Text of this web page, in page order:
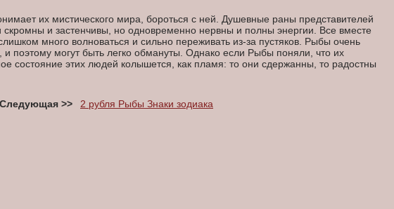
их мистического мира, бороться с ней. Душевные раны представителей
и застенчивы, но одновременно нервны и полны энергии. Все вместе
много волноваться и сильно переживать из-за пустяков. Рыбы очень
поэтому могут быть легко обмануты. Однако если Рыбы поняли, что их
состояние этих людей колышется, как пламя: то они сдержанны, то радостны
Следующая >> 2 рубля Рыбы Знаки зодиака